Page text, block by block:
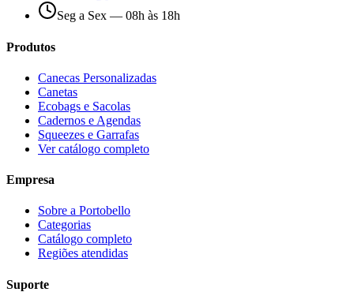
Seg a Sex — 08h às 18h
Produtos
Canecas Personalizadas
Canetas
Ecobags e Sacolas
Cadernos e Agendas
Squeezes e Garrafas
Ver catálogo completo
Empresa
Sobre a Portobello
Categorias
Catálogo completo
Regiões atendidas
Suporte